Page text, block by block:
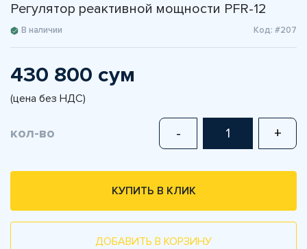
Регулятор реактивной мощности PFR-12
В наличии Код: #207
430 800 сум
(цена без НДС)
кол-во - +
КУПИТЬ В КЛИК
ДОБАВИТЬ В КОРЗИНУ